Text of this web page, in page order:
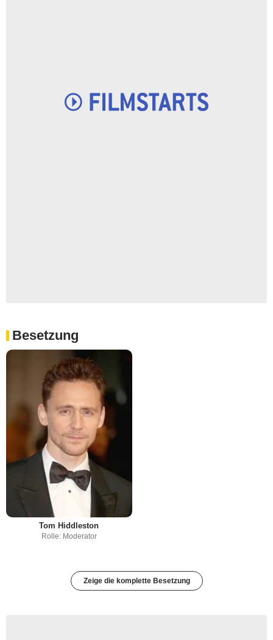
Besetzung
Tom Hiddleston
Rolle: Moderator
Zeige die komplette Besetzung